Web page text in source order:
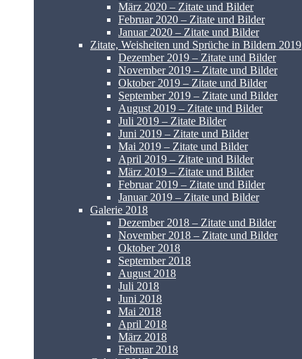
März 2020 – Zitate und Bilder
Februar 2020 – Zitate und Bilder
Januar 2020 – Zitate und Bilder
Zitate, Weisheiten und Sprüche in Bildern 2019
Dezember 2019 – Zitate und Bilder
November 2019 – Zitate und Bilder
Oktober 2019 – Zitate und Bilder
September 2019 – Zitate und Bilder
August 2019 – Zitate und Bilder
Juli 2019 – Zitate Bilder
Juni 2019 – Zitate und Bilder
Mai 2019 – Zitate und Bilder
April 2019 – Zitate und Bilder
März 2019 – Zitate und Bilder
Februar 2019 – Zitate und Bilder
Januar 2019 – Zitate und Bilder
Galerie 2018
Dezember 2018 – Zitate und Bilder
November 2018 – Zitate und Bilder
Oktober 2018
September 2018
August 2018
Juli 2018
Juni 2018
Mai 2018
April 2018
März 2018
Februar 2018